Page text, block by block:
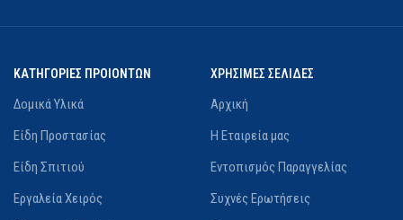
ΚΑΤΗΓΟΡΙΕΣ ΠΡΟΙΟΝΤΩΝ
Δομικά Υλικά
Είδη Προστασίας
Είδη Σπιτιού
Εργαλεία Χειρός
ΧΡΗΣΙΜΕΣ ΣΕΛΙΔΕΣ
Αρχική
Η Εταιρεία μας
Εντοπισμός Παραγγελίας
Συχνές Ερωτήσεις